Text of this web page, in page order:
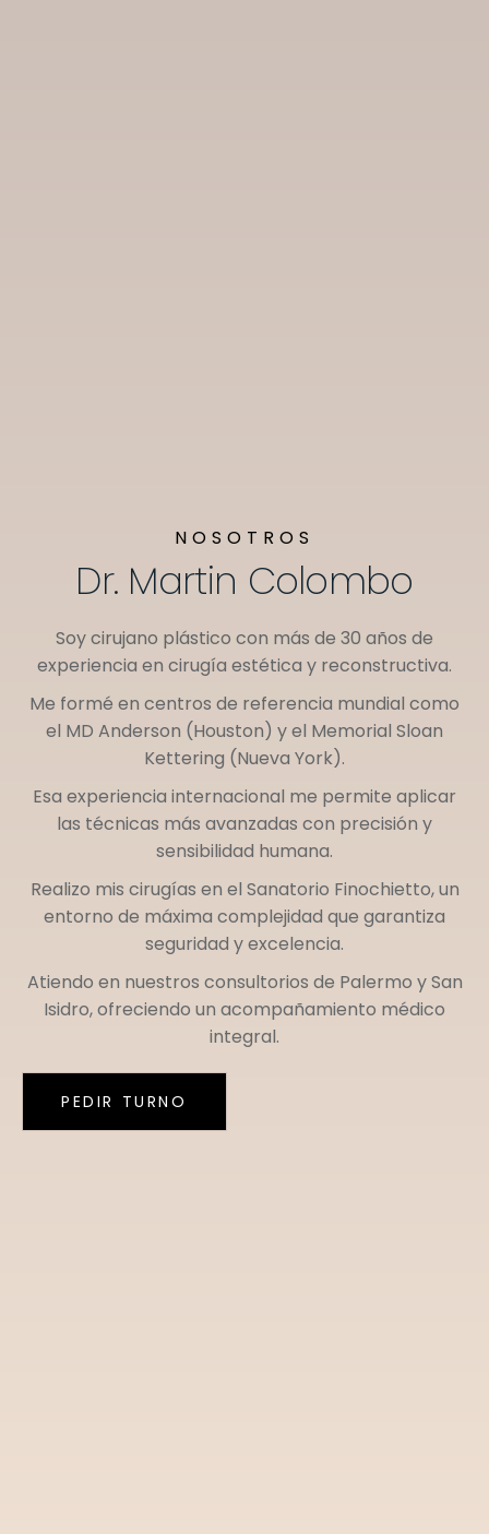
NOSOTROS
Dr. Martin Colombo
Soy cirujano plástico con más de 30 años de
experiencia en cirugía estética y reconstructiva.
Me formé en centros de referencia mundial como
el MD Anderson (Houston) y el Memorial Sloan
Kettering (Nueva York).
Esa experiencia internacional me permite aplicar
las técnicas más avanzadas con precisión y
sensibilidad humana.
Realizo mis cirugías en el Sanatorio Finochietto, un
entorno de máxima complejidad que garantiza
seguridad y excelencia.
Atiendo en nuestros consultorios de Palermo ySan
Isidro, ofreciendo un acompañamiento médico
integral.
PEDIR TURNO